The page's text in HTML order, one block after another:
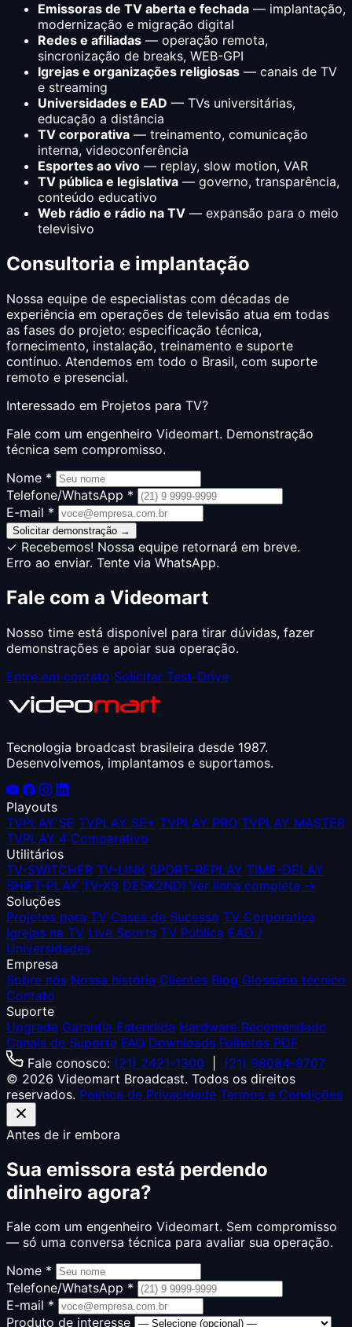
Emissoras de TV aberta e fechada — implantação,
modernização e migração digital
Redes e afiliadas — operação remota,
sincronização de breaks, WEB-GPI
Igrejas e organizações religiosas — canais de TV
e streaming
Universidades e EAD — TVs universitárias,
educação a distância
TV corporativa — treinamento, comunicação
interna, videoconferência
Esportes ao vivo — replay, slow motion, VAR
TV pública e legislativa — governo, transparência,
conteúdo educativo
Web rádio e rádio na TV — expansão para o meio
televisivo
Consultoria e implantação
Nossa equipe de especialistas com décadas de
experiência em operações de televisão atua em todas
as fases do projeto: especificação técnica,
fornecimento, instalação, treinamento e suporte
contínuo. Atendemos em todo o Brasil, com suporte
remoto e presencial.
Interessado em Projetos para TV?
Fale com um engenheiro Videomart. Demonstração
técnica sem compromisso.
Nome *
Telefone/WhatsApp *
E-mail *
Solicitar demonstração →
✓ Recebemos! Nossa equipe retornará em breve.
Erro ao enviar. Tente via WhatsApp.
Fale com a Videomart
Nosso time está disponível para tirar dúvidas, fazer
demonstrações e apoiar sua operação.
Entre em contato Solicitar Test-Drive
Tecnologia broadcast brasileira desde 1987.
Desenvolvemos, implantamos e suportamos.
Playouts
TVPLAY SE TVPLAY SE+ TVPLAY PRO TVPLAY MASTER
TVPLAY 4 Comparativo
Utilitários
TV-SWITCHER TV-LINK SPORT-REPLAY TIME-DELAY
SHIFT-PLAY TV-X9 DESK2NDI Ver linha completa →
Soluções
Projetos para TV Cases de Sucesso TV Corporativa
Igrejas na TV Live Sports TV Pública EAD /
Universidades
Empresa
Sobre nós Nossa história Clientes Blog Glossário técnico
Contato
Suporte
Upgrade Garantia Estendida Hardware Recomendado
Canais de Suporte FAQ Downloads Folhetos PDF
Fale conosco: (21) 2421-1300
(21) 98084-8707
© 2026 Videomart Broadcast. Todos os direitos
reservados. Política de Privacidade Termos e Condições
Antes de ir embora
Sua emissora está perdendo
dinheiro agora?
Fale com um engenheiro Videomart. Sem compromisso
— só uma conversa técnica para avaliar sua operação.
Nome *
Telefone/WhatsApp *
E-mail *
Produto de interesse